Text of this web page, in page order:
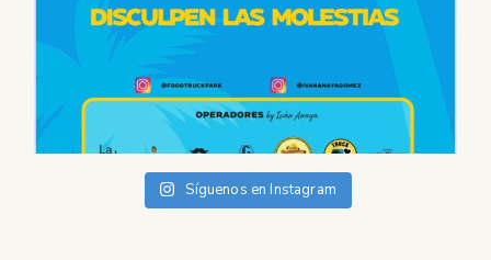
Síguenos en Instagram